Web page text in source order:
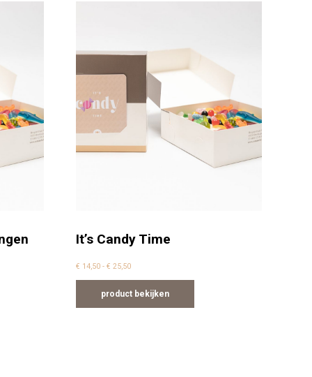
It’s Candy Time
€ 14,50 - € 25,50Prijsklasse: € 14,50 tot € 25,50
product bekijken